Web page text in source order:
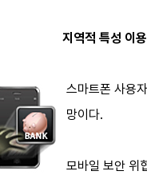
지역적 특성 이
스마트폰 사용
망이다.
모바일 보안 위